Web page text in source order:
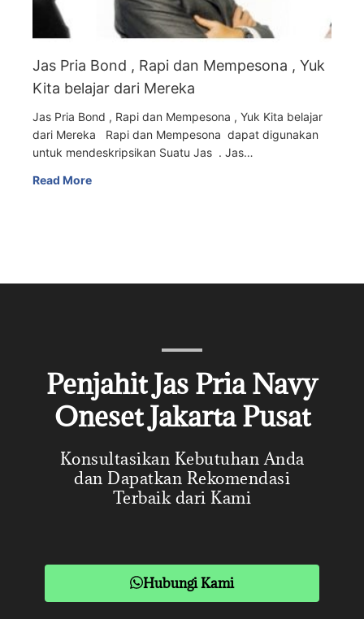
Jas Pria Bond , Rapi dan Mempesona , Yuk
Kita belajar dari Mereka
Jas Pria Bond , Rapi dan Mempesona , Yuk Kita belajar
dari Mereka Rapi dan Mempesona dapat digunakan
untuk mendeskripsikan Suatu Jas . Jas…
Read More
Penjahit Jas Pria Navy
Oneset Jakarta Pusat
Konsultasikan Kebutuhan Anda
dan Dapatkan Rekomendasi
Terbaik dari Kami
Hubungi Kami